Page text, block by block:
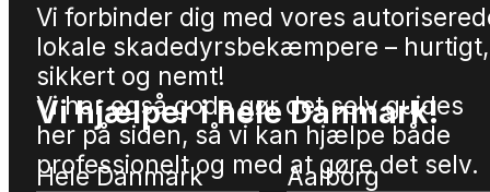
Vi forbinder dig med vores
lokale skadedyrsbekæmpere – hurtigt,
sikkert og nemt!
Vi har også gode gør det selv guides
her på siden, så vi kan hjælpe både
professionelt og med at gøre det selv.
Vi hjælper i hele Danmark!
Hele Danmark
Aalborg